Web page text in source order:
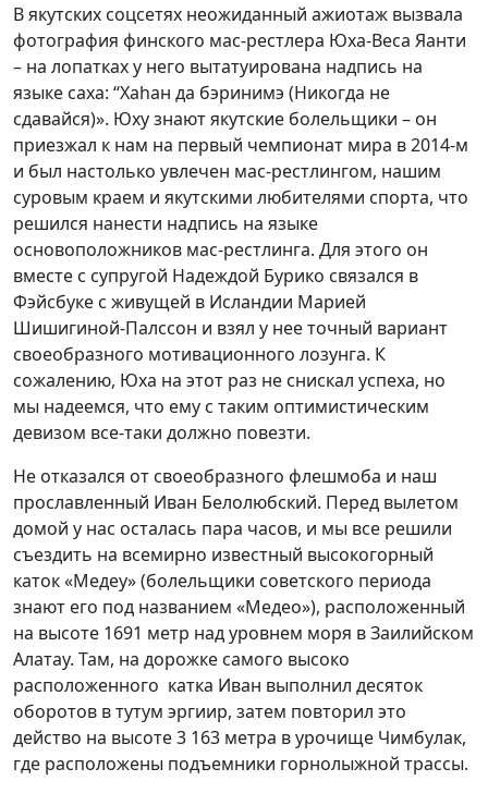
В якутских соцсетях неожиданный ажиотаж вызвала
фотография финского мас-рестлера Юха-Веса Яанти
– на лопатках у него вытатуирована надпись на
языке саха: “Хаһан да бэринимэ (Никогда не
сдавайся)». Юху знают якутские болельщики – он
приезжал к нам на первый чемпионат мира в 2014-м
и был настолько увлечен мас-рестлингом, нашим
суровым краем и якутскими любителями спорта, что
решился нанести надпись на языке
основоположников мас-рестлинга. Для этого он
вместе с супругой Надеждой Бурико связался в
Фэйсбуке с живущей в Исландии Марией
Шишигиной-Палссон и взял у нее точный вариант
своеобразного мотивационного лозунга. К
сожалению, Юха на этот раз не снискал успеха, но
мы надеемся, что ему с таким оптимистическим
девизом все-таки должно повезти.
Не отказался от своеобразного флешмоба и наш
прославленный Иван Белолюбский. Перед вылетом
домой у нас осталась пара часов, и мы все решили
съездить на всемирно известный высокогорный
каток «Медеу» (болельщики советского периода
знают его под названием «Медео»), расположенный
на высоте 1691 метр над уровнем моря в Заилийском
Алатау. Там, на дорожке самого высоко
расположенного катка Иван выполнил десяток
оборотов в тутум эргиир, затем повторил это
действо на высоте 3 163 метра в урочище Чимбулак,
где расположены подъемники горнолыжной трассы.